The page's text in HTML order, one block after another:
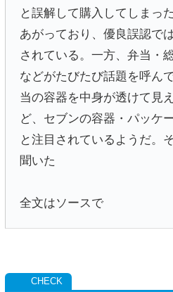
と誤解して購入してしまっ
あがっており、優良誤認で
されている。一方、弁当・
などがたびたび話題を呼ん
当の容器を中身が透けて見
ど、セブンの容器・パッケ
と注目されているようだ。
聞いた
全文はソースで